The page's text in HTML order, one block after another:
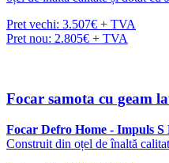
Pret vechi: 3.507€ + TVA
Pret nou: 2.805€ + TVA
Focar samota cu geam
Focar Defro Home - Impuls S
Construit din oțel de înaltă